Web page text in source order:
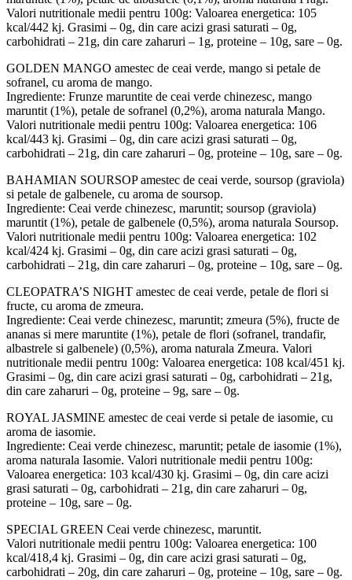
Valori nutritionale medii pentru 100g: Valoarea energetica: 105
kcal/442 kj. Grasimi – 0g, din care acizi grasi saturati – 0g,
carbohidrati – 21g, din care zaharuri – 1g, proteine – 10g, sare – 0g.
GOLDEN MANGO amestec de ceai verde, mango si petale de
sofranel, cu aroma de mango.
Ingrediente: Frunze maruntite de ceai verde chinezesc, mango
maruntit (1%), petale de sofranel (0,2%), aroma naturala Mango.
Valori nutritionale medii pentru 100g: Valoarea energetica: 106
kcal/443 kj. Grasimi – 0g, din care acizi grasi saturati – 0g,
carbohidrati – 21g, din care zaharuri – 0g, proteine – 10g, sare – 0g.
BAHAMIAN SOURSOP amestec de ceai verde, soursop (graviola)
si petale de galbenele, cu aroma de soursop.
Ingrediente: Ceai verde chinezesc, maruntit; soursop (graviola)
maruntit (1%), petale de galbenele (0,5%), aroma naturala Soursop.
Valori nutritionale medii pentru 100g: Valoarea energetica: 102
kcal/424 kj. Grasimi – 0g, din care acizi grasi saturati – 0g,
carbohidrati – 21g, din care zaharuri – 0g, proteine – 10g, sare – 0g.
CLEOPATRA’S NIGHT amestec de ceai verde, petale de flori si
fructe, cu aroma de zmeura.
Ingrediente: Ceai verde chinezesc, maruntit; zmeura (5%), fructe de
ananas si mere maruntite (1%), petale de flori (sofranel, trandafir,
albastrele si galbenele) (0,5%), aroma naturala Zmeura. Valori
nutritionale medii pentru 100g: Valoarea energetica: 108 kcal/451 kj.
Grasimi – 0g, din care acizi grasi saturati – 0g, carbohidrati – 21g,
din care zaharuri – 0g, proteine – 9g, sare – 0g.
ROYAL JASMINE amestec de ceai verde si petale de iasomie, cu
aroma de iasomie.
Ingrediente: Ceai verde chinezesc, maruntit; petale de iasomie (1%),
aroma naturala Iasomie. Valori nutritionale medii pentru 100g:
Valoarea energetica: 103 kcal/430 kj. Grasimi – 0g, din care acizi
grasi saturati – 0g, carbohidrati – 21g, din care zaharuri – 0g,
proteine – 10g, sare – 0g.
SPECIAL GREEN Ceai verde chinezesc, maruntit.
Valori nutritionale medii pentru 100g: Valoarea energetica: 100
kcal/418,4 kj. Grasimi – 0g, din care acizi grasi saturati – 0g,
carbohidrati – 20g, din care zaharuri – 0g, proteine – 10g, sare – 0g.